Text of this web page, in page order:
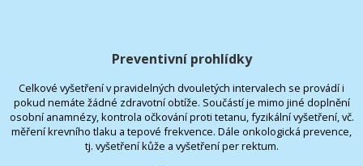
Preventivní prohlídky
Celkové vyšetření v pravidelných dvouletých intervalech se provádí i
pokud nemáte žádné zdravotní obtíže. Součástí je mimo jiné doplnění
osobní anamnézy, kontrola očkování proti tetanu, fyzikální vyšetření, vč.
měření krevního tlaku a tepové frekvence. Dále onkologická prevence,
tj. vyšetření kůže a vyšetření per rektum.